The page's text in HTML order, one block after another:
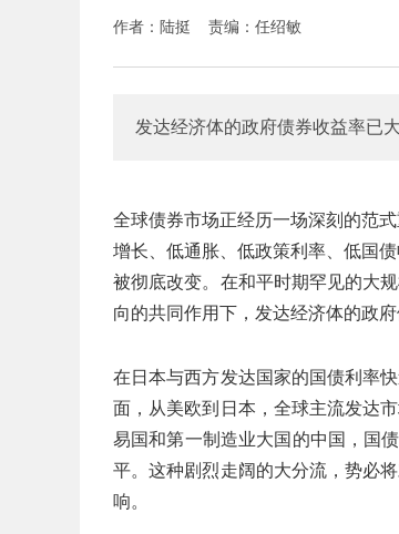
作者：陆挺 责编：任绍敏
发达经济体的政府债券收益率已
全球债券市场正经历一场深刻的范
增长、低通胀、低政策利率、低国
被彻底改变。在和平时期罕见的大
向的共同作用下，发达经济体的政
在日本与西方发达国家的国债利率
面，从美欧到日本，全球主流发达
易国和第一制造业大国的中国，国
平。这种剧烈走阔的大分流，势必
响。